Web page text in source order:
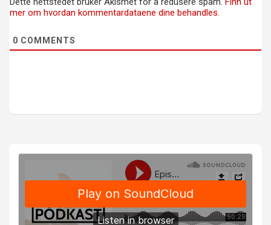
mer om hvordan kommentardataene dine behandles.
0 COMMENTS